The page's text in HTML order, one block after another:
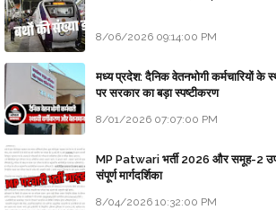
8/06/2026 09:14:00 PM
मध्य प्रदेश: दैनिक वेतनभोगी कर्मचारियों के
पर सरकार का बड़ा स्पष्टीकरण
8/01/2026 07:07:00 PM
MP Patwari भर्ती 2026 और समूह-2
संपूर्ण मार्गदर्शिका
8/04/2026 10:32:00 PM